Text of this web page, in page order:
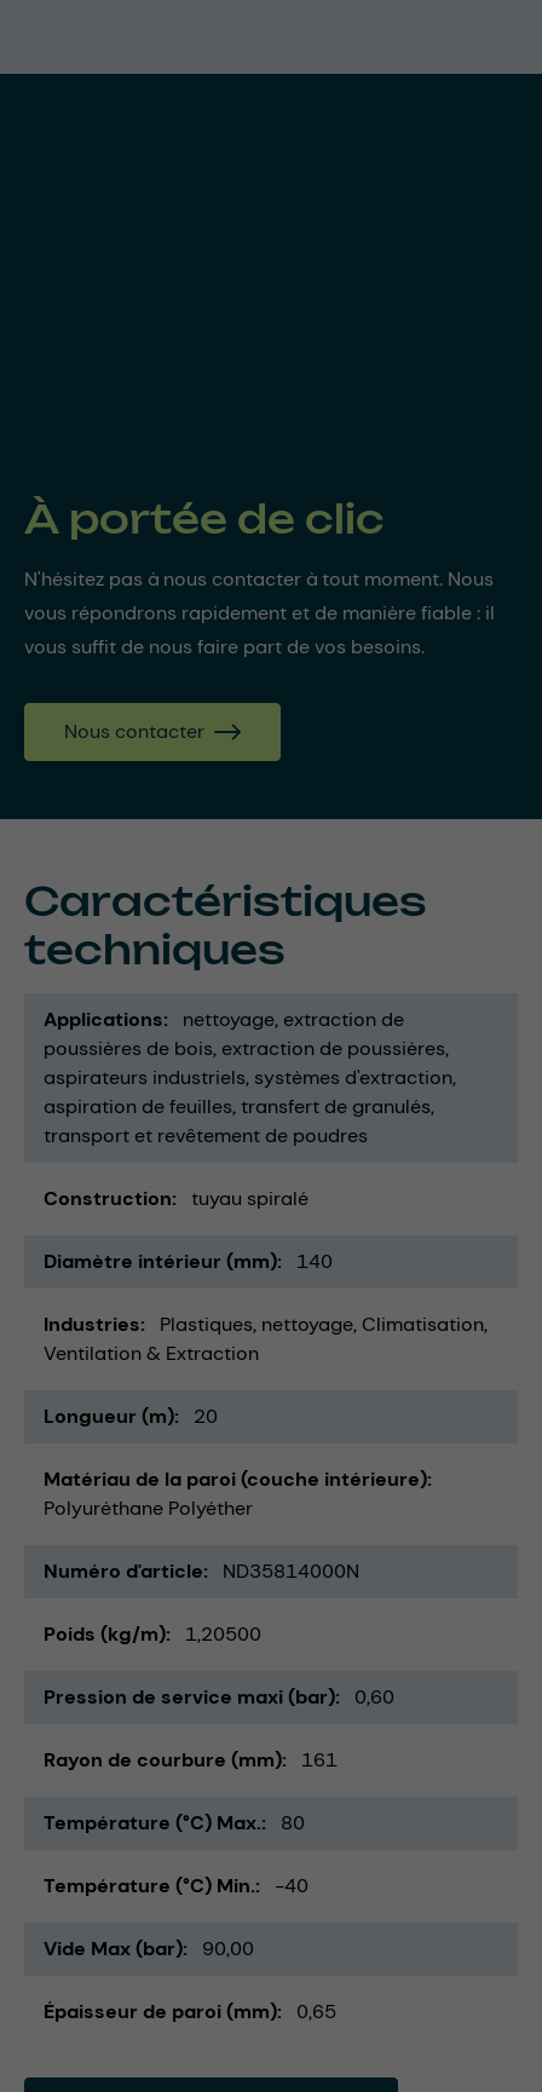
À portée de clic
N'hésitez pas à nous contacter à tout moment. Nous
vous répondrons rapidement et de manière fiable : il
vous suffit de nous faire part de vos besoins.
Nous contacter
Caractéristiques
techniques
Applications nettoyage extraction de
poussières de bois extraction de poussières
aspirateurs industriels systèmes d'extraction
aspiration de feuilles transfert de granulés
transport et revêtement de poudres
Construction tuyau spiralé
Diamètre intérieur (mm) 140
Industries Plastiques nettoyage Climatisation,
Ventilation & Extraction
Longueur (m) 20
Matériau de la paroi (couche intérieure)
Polyuréthane Polyéther
Numéro d'article ND35814000N
Poids (kg/m) 1,20500
Pression de service maxi (bar) 0,60
Rayon de courbure (mm) 161
Température (°C) Max. 80
Température (°C) Min. -40
Vide Max (bar) 90,00
Épaisseur de paroi (mm) 0,65